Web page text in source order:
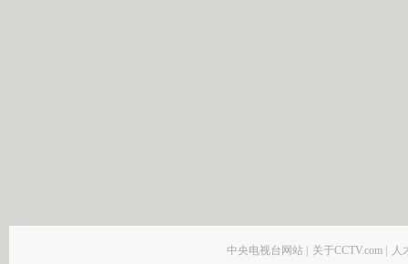
中央电视台网站 关于CCTV.com 人